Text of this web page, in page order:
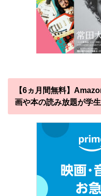
【6ヵ月間無料】
画や本の読み放題が学